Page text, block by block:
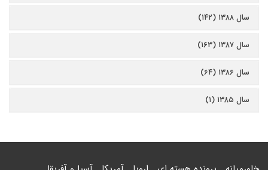
سال ۱۳۸۸ (۱۴۲)
سال ۱۳۸۷ (۱۶۳)
سال ۱۳۸۶ (۶۴)
سال ۱۳۸۵ (۱)